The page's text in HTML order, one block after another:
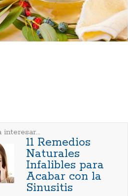
interesar...
11 Remedios
Naturales
Infalibles para
Acabar con la
Sinusitis